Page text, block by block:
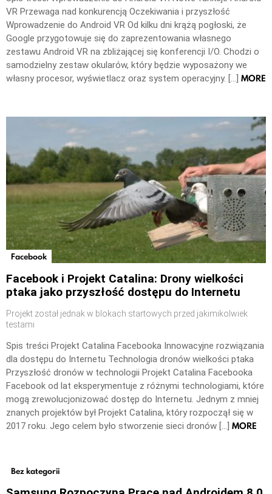
VR Przewaga nad konkurencją Oczekiwania i przyszłość
Wprowadzenie do Android VR Od kilku dni krążą pogłoski, że
Google przygotowuje się do zaprezentowania własnego
zestawu Android VR na zbliżającej się konferencji I/O. Chodzi o
samodzielny zestaw okularów, który będzie wyposażony we
własny procesor, wyświetlacz oraz system operacyjny. […] MORE
Facebook
Facebook i Projekt Catalina: Drony wielkości
ptaka jako przyszłość dostępu do Internetu
Projekt został jednak w blokach startowych przed jakimikolwiek
testami
Spis treści Projekt Catalina Facebooka Innowacyjne rozwiązania
dla dostępu do Internetu Technologia dronów wielkości ptaka
Przyszłość dronów w technologii Projekt Catalina Facebooka
Facebook od lat eksperymentuje z różnymi technologiami, które
mogą zrewolucjonizować dostęp do Internetu. Jednym z mniej
znanych projektów był Projekt Catalina, który rozpoczął się w
2017 roku. Jego celem było stworzenie sieci dronów […] MORE
Bez kategorii